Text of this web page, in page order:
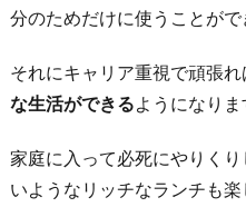
る
と
が
き
分のためだけに使うことがで
それにキャリア重視で頑張れ
な生活ができるようになりま
家庭に入って必死にやりく
いようなリッチなランチも楽